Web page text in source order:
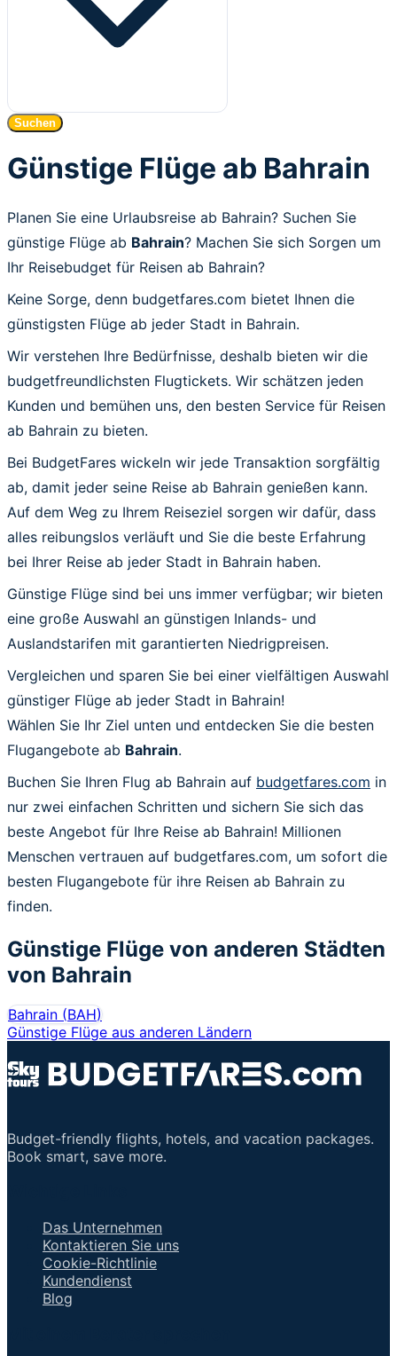
Suchen
Günstige Flüge ab Bahrain
Planen Sie eine Urlaubsreise ab Bahrain? Suchen Sie
günstige Flüge ab Bahrain? Machen Sie sich Sorgen um
Ihr Reisebudget für Reisen ab Bahrain?
Keine Sorge, denn budgetfares.com bietet Ihnen die
günstigsten Flüge ab jeder Stadt in Bahrain.
Wir verstehen Ihre Bedürfnisse, deshalb bieten wir die
budgetfreundlichsten Flugtickets. Wir schätzen jeden
Kunden und bemühen uns, den besten Service für Reisen
ab Bahrain zu bieten.
Bei BudgetFares wickeln wir jede Transaktion sorgfältig
ab, damit jeder seine Reise ab Bahrain genießen kann.
Auf dem Weg zu Ihrem Reiseziel sorgen wir dafür, dass
alles reibungslos verläuft und Sie die beste Erfahrung
bei Ihrer Reise ab jeder Stadt in Bahrain haben.
Günstige Flüge sind bei uns immer verfügbar; wir bieten
eine große Auswahl an günstigen Inlands- und
Auslandstarifen mit garantierten Niedrigpreisen.
Vergleichen und sparen Sie bei einer vielfältigen Auswahl
günstiger Flüge ab jeder Stadt in Bahrain!
Wählen Sie Ihr Ziel unten und entdecken Sie die besten
Flugangebote ab Bahrain.
Buchen Sie Ihren Flug ab Bahrain auf budgetfares.com in
nur zwei einfachen Schritten und sichern Sie sich das
beste Angebot für Ihre Reise ab Bahrain! Millionen
Menschen vertrauen auf budgetfares.com, um sofort die
besten Flugangebote für ihre Reisen ab Bahrain zu
finden.
Günstige Flüge von anderen Städten
von Bahrain
Bahrain (BAH)
Günstige Flüge aus anderen Ländern
Budget-friendly flights, hotels, and vacation packages.
Book smart, save more.
Das Unternehmen
Kontaktieren Sie uns
Cookie-Richtlinie
Kundendienst
Blog